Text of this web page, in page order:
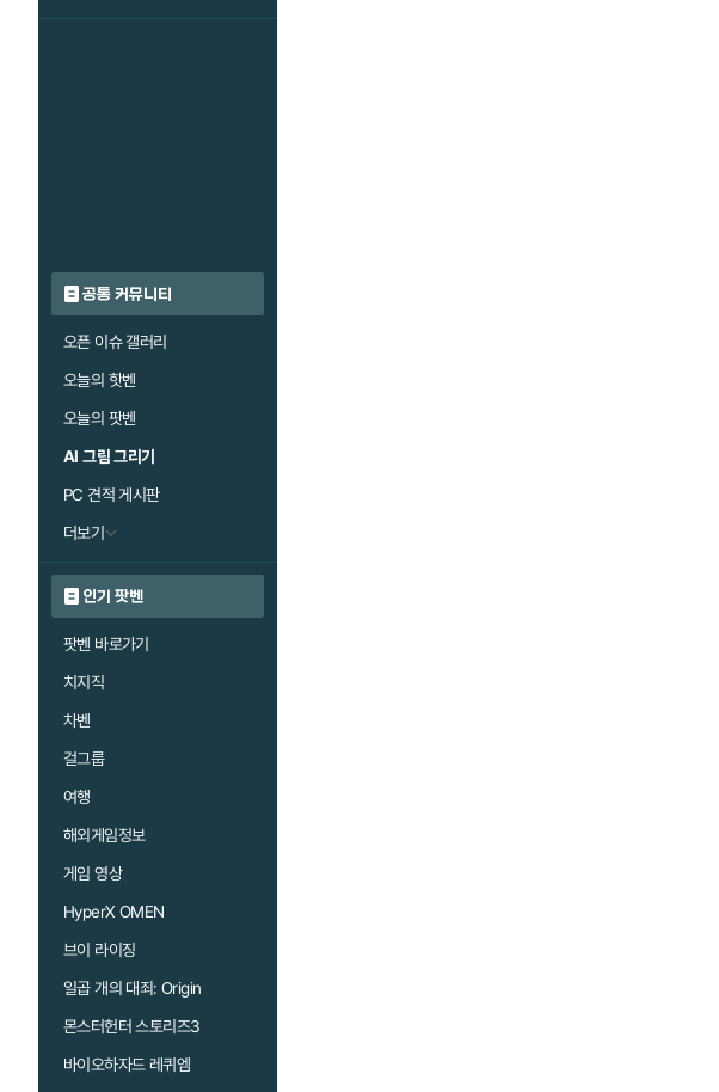
공통 커뮤니티
오픈 이슈 갤러리
오늘의 핫벤
오늘의 팟벤
AI 그림 그리기
PC 견적 게시판
더보기
인기 팟벤
팟벤 바로가기
치지직
차벤
걸그룹
여행
해외게임정보
게임 영상
HyperX OMEN
브이 라이징
일곱 개의 대죄: Origin
몬스터헌터 스토리즈3
바이오하자드 레퀴엠